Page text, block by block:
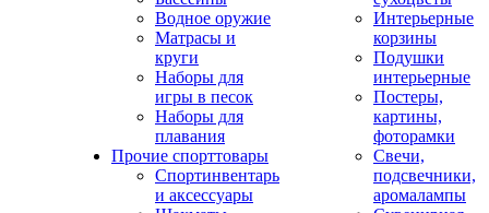
Водное оружие
Матрасы и
круги
Наборы для
игры в песок
Наборы для
плавания
Прочие спорттовары
Спортинвентарь
и аксессуары
Интерьерные
корзины
Подушки
интерьерные
Постеры,
картины,
фоторамки
Свечи,
подсвечники,
аромалампы